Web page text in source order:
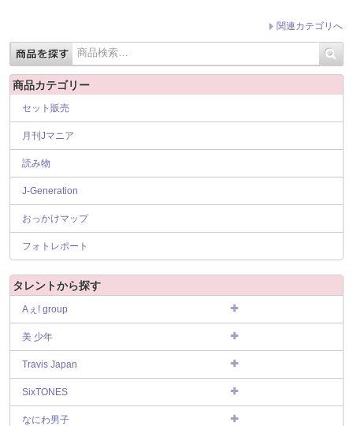
関連カテゴリへ
商品カテゴリー
セット販売
月刊Jマニア
読み物
J-Generation
おっかけマップ
フォトレポート
タレントから探す
Aぇ! group
美 少年
Travis Japan
SixTONES
なにわ男子